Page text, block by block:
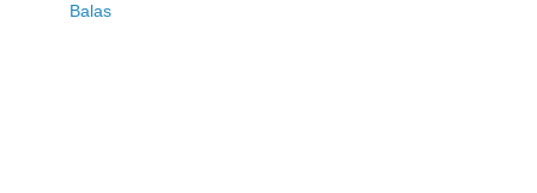
Balas